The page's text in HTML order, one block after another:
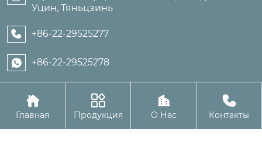
Уцин, Тяньцзинь
 +86-22-29525277
 +86-22-29525278
Авторское право©ООО Тяньцзинь Хунлу Пищевой

Главная

Продукция

О Нас

Контакты